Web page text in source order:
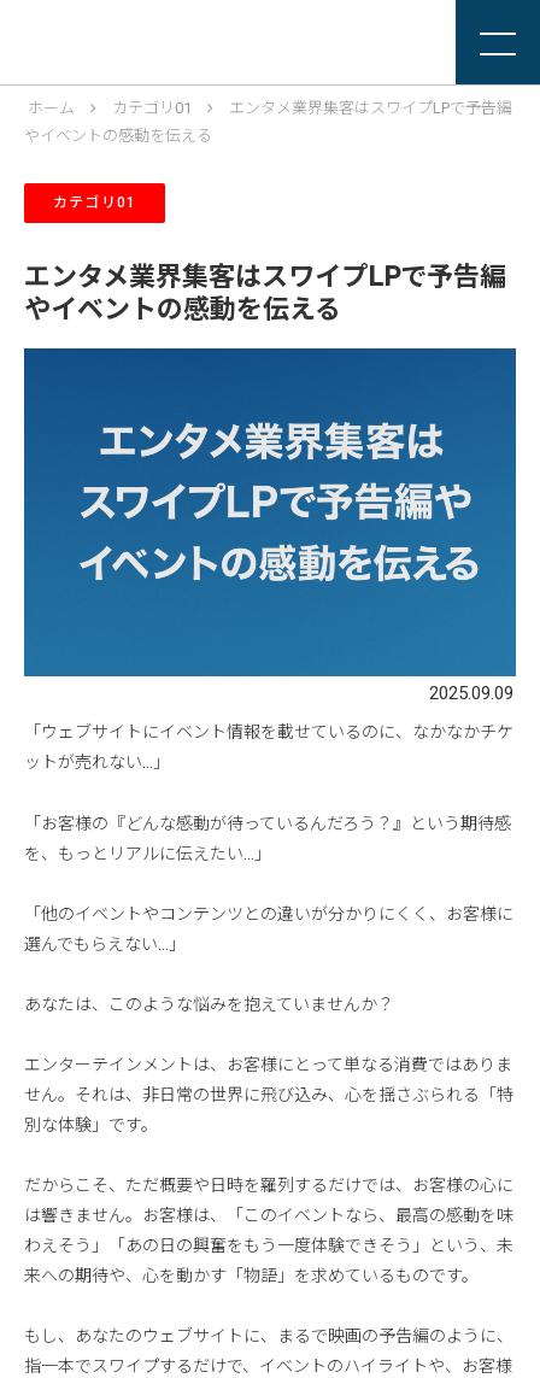
ホーム カテゴリ01
エンタメ業界集客はスワイプLPで予告編
やイベントの感動を伝える
カテゴリ01
エンタメ業界集客はスワイプLPで予告編
やイベントの感動を伝える
2025.09.09
「ウェブサイトにイベント情報を載せているのに、なかなかチケ
ットが売れない…」
「お客様の『どんな感動が待っているんだろう？』という期待感
を、もっとリアルに伝えたい…」
「他のイベントやコンテンツとの違いが分かりにくく、お客様に
選んでもらえない…」
あなたは、このような悩みを抱えていませんか？
エンターテインメントは、お客様にとって単なる消費ではありま
せん。それは、非日常の世界に飛び込み、心を揺さぶられる「特
別な体験」です。
だからこそ、ただ概要や日時を羅列するだけでは、お客様の心に
は響きません。お客様は、「このイベントなら、最高の感動を味
わえそう」「あの日の興奮をもう一度体験できそう」という、未
来への期待や、心を動かす「物語」を求めているものです。
もし、あなたのウェブサイトに、まるで映画の予告編のように、
指一本でスワイプするだけで、イベントのハイライトや、お客様